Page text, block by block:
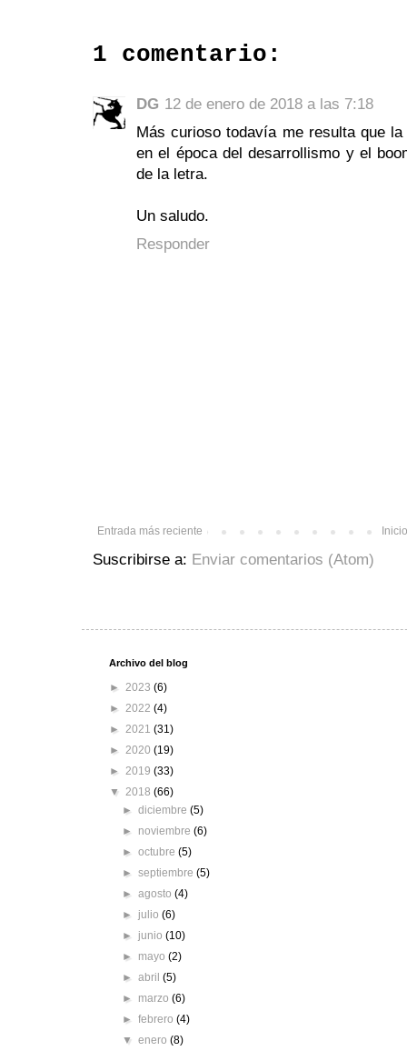
1 comentario:
DG 12 de enero de 2018 a las 7:18
Más curioso todavía me resulta que
en el época del desarrollismo y el
de la letra.
Un saludo.
Responder
Entrada más reciente Inicio
Suscribirse a: Enviar comentarios (Atom)
Archivo del blog
► 2023 (6)
► 2022 (4)
► 2021 (31)
► 2020 (19)
► 2019 (33)
▼ 2018 (66)
►diciembre(5)
► noviembre(6)
►octubre(5)
►septiembre(5)
►agosto(4)
► julio(6)
► junio(10)
► mayo(2)
►abril(5)
► marzo(6)
►febrero(4)
▼enero(8)